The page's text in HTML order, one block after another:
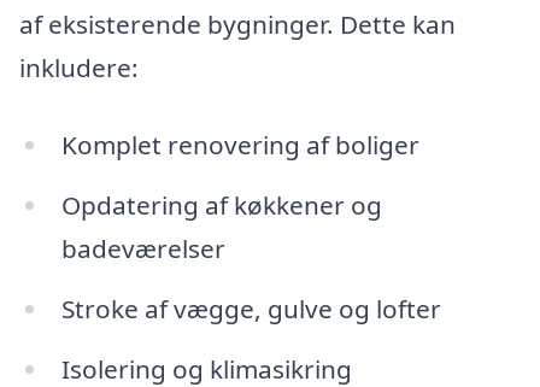
af eksisterende bygninger. Dette kan
inkludere:
Komplet renovering af boliger
Opdatering af køkkener og
badeværelser
Stroke af vægge, gulve og lofter
Isolering og klimasikring